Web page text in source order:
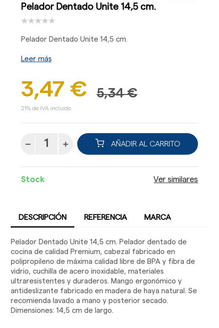
Pelador Dentado Unite 14,5 cm.
Pelador Dentado Unite 14,5 cm.
Leer más
3,47 € 5,34 €
21% de IVA incluido.
AÑADIR AL CARRITO
Stock Ver similares
DESCRIPCIÓN REFERENCIA MARCA
Pelador Dentado Unite 14,5 cm. Pelador dentado de
cocina de calidad Premium, cabezal fabricado en
polipropileno de máxima calidad libre de BPA y fibra de
vidrio, cuchilla de acero inoxidable, materiales
ultraresistentes y duraderos. Mango ergonómico y
antideslizante fabricado en madera de haya natural. Se
recomienda lavado a mano y posterior secado.
Dimensiones: 14,5 cm de largo.